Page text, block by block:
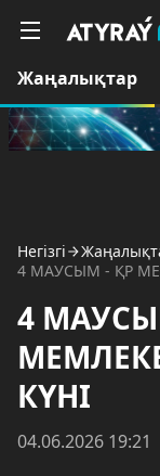
Жаңалықтар
Негізгі
4 МАУСЫМ - ҚР
4
КҮНІ
04.06.2026 19:21